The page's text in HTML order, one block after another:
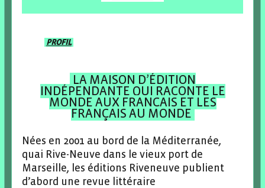
PROFIL
LA MAISON D’ÉDITION
INDÉPENDANTE QUI RACONTE LE
MONDE AUX FRANÇAIS ET LES
FRANÇAIS AU MONDE
Nées en 2001 au bord de la Méditerranée,
quai Rive-Neuve dans le vieux port de
Marseille, les éditions Riveneuve publient
d’abord une revue littéraire